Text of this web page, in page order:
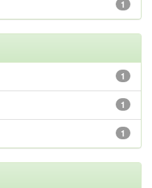
1
1
1
1